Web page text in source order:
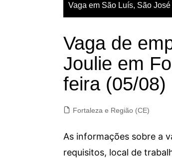
Vaga em São Luís, São
Vaga de
Joulie em
feira (05/08)
Fortaleza e Região (CE)
As informações sobre a
requisitos, local de